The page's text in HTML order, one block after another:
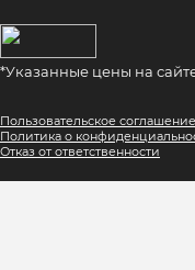
*Указанные цены на
Пользовательское соглашение
Политика о
Отказ от ответственности